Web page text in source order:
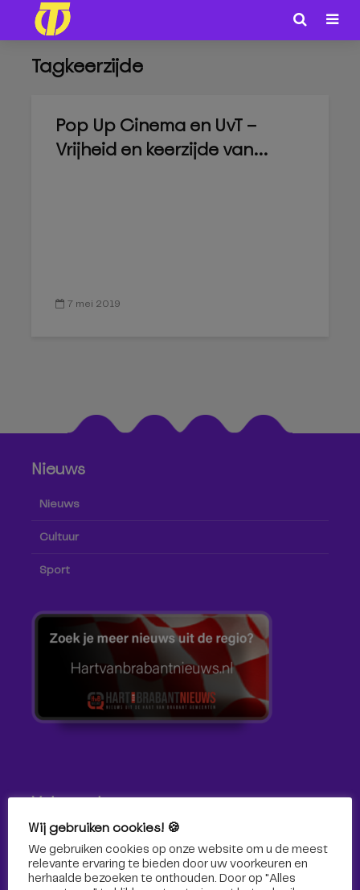
Tagkeerzijde
Pop Up Cinema en UvT –
Vrijheid en keerzijde van...
7 mei 2019
Nieuws
Nieuws
Cultuur
Sport
Volg ons!
Volg Omroep Tilburg niet alleen hier, maar ook via social
media!
Wij gebruiken cookies! 🍪
We gebruiken cookies op onze website om u de meest
relevante ervaring te bieden door uw voorkeuren en
herhaalde bezoeken te onthouden. Door op "Alles